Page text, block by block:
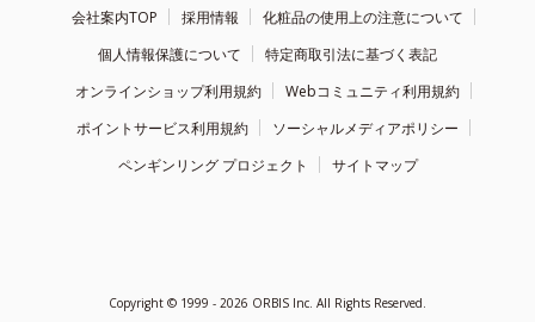
会社案内TOP 採用情報
化粧品の使用上の注意について
個人情報保護について
特定商取引法に基づく表記
オンラインショップ利用規約
Webコミュニティ利用規約
ポイントサービス利用規約
ソーシャルメディアポリシー
ペンギンリング プロジェクト
サイトマップ
Copyright © 1999 - 2026 ORBIS Inc. All Rights Reserved.